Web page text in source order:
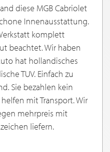
diese MGB Cabriolet
Innenausstattung.
komplett
beachtet. Wir haben
hat hollandisches
TUV. Einfach zu
Sie bezahlen kein
mit Transport. Wir
mehrpreis mit
liefern.